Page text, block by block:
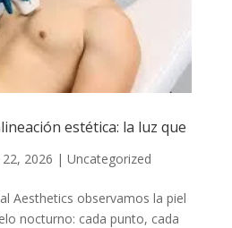
estética: la luz que
22, 2026 | Uncategorized
Aesthetics observamos la piel
nocturno: cada punto, cada